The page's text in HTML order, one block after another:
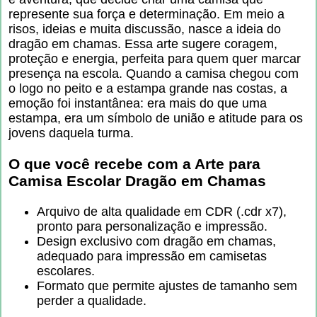
represente sua força e determinação. Em meio a
risos, ideias e muita discussão, nasce a ideia do
dragão em chamas. Essa arte sugere coragem,
proteção e energia, perfeita para quem quer marcar
presença na escola. Quando a camisa chegou com
o logo no peito e a estampa grande nas costas, a
emoção foi instantânea: era mais do que uma
estampa, era um símbolo de união e atitude para os
jovens daquela turma.
O que você recebe com a Arte para
Camisa Escolar Dragão em Chamas
Arquivo de alta qualidade em CDR (.cdr x7),
pronto para personalização e impressão.
Design exclusivo com dragão em chamas,
adequado para impressão em camisetas
escolares.
Formato que permite ajustes de tamanho sem
perder a qualidade.